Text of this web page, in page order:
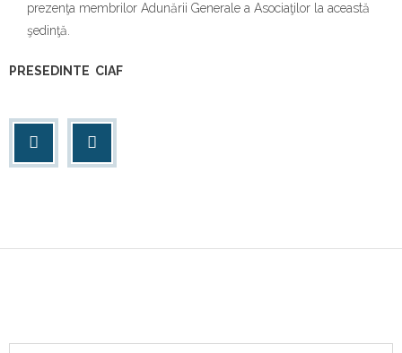
prezenţa membrilor Adunării Generale a Asociaţilor la această
şedinţă.
PRESEDINTE CIAF